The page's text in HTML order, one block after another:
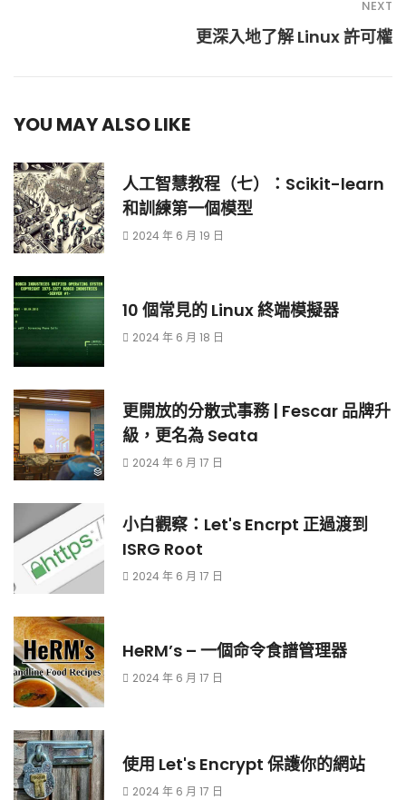
NEXT
更深入地了解 Linux 許可權
YOU MAY ALSO LIKE
人工智慧教程（七）：Scikit-learn
和訓練第一個模型
2024 年 6 月 19 日
10 個常見的 Linux 終端模擬器
2024 年 6 月 18 日
更開放的分散式事務 | Fescar 品牌升
級，更名為 Seata
2024 年 6 月 17 日
小白觀察：Let's Encrpt 正過渡到
ISRG Root
2024 年 6 月 17 日
HeRM’s – 一個命令食譜管理器
2024 年 6 月 17 日
使用 Let's Encrypt 保護你的網站
2024 年 6 月 17 日